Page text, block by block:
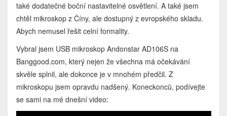
také dodatečné boční nastavitelné osvětlení. A také jsem
chtěl mikroskop z Číny, ale dostupný z evropského skladu.
Abych nemusel řešit celní formality.
Vybral jsem USB mikroskop Andonstar AD106S na
Banggood.com, který nejen že všechna má očekávání
skvěle splnil, ale dokonce je v mnohém předčil. Z
mikroskopu jsem opravdu nadšený. Koneckonců, podívejte
se sami na mé dnešní video: